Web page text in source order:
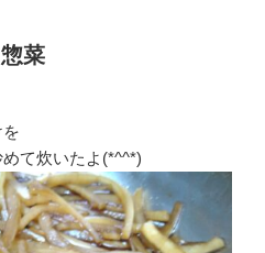
菜
て炊いたよ(*^^*)